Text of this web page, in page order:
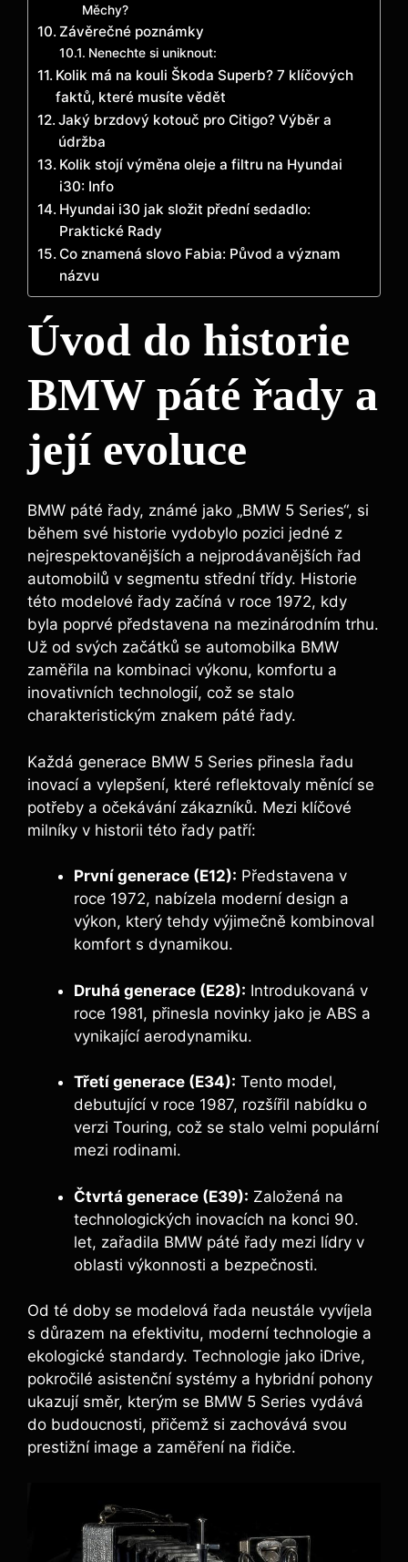
Měchy?
Závěrečné poznámky
Nenechte si uniknout:
Kolik má na kouli Škoda Superb? 7 klíčových
faktů, které musíte vědět
Jaký brzdový kotouč pro Citigo? Výběr a
údržba
Kolik stojí výměna oleje a filtru na Hyundai
i30: Info
Hyundai i30 jak složit přední sedadlo:
Praktické Rady
Co znamená slovo Fabia: Původ a význam
názvu
Úvod do‍ historie
BMW páté řady a
její evoluce
BMW páté řady, známé jako „BMW 5‍ Series“, si⁣
během své historie vydobylo pozici jedné z‌
nejrespektovanějších a⁣ nejprodávanějších řad⁢
automobilů⁢ v segmentu střední třídy. Historie
této modelové řady začíná v roce 1972, kdy
byla poprvé‌ představena na mezinárodním trhu.
Už od svých začátků se automobilka BMW
zaměřila na kombinaci výkonu, komfortu a
inovativních technologií, což se stalo
charakteristickým znakem páté ⁣řady.
Každá generace BMW 5 Series přinesla řadu
inovací a vylepšení, které reflektovaly měnící se
potřeby a očekávání zákazníků. ⁢Mezi klíčové
milníky v historii této řady patří:
První generace (E12): Představena v
roce 1972, nabízela‍ moderní design a
výkon, který tehdy výjimečně kombinoval
komfort s dynamikou.
Druhá generace (E28): Introdukovaná v
roce 1981, ​přinesla novinky jako je ABS a
vynikající aerodynamiku.
Třetí generace (E34): Tento model,
debutující v roce‌ 1987, rozšířil nabídku o
verzi Touring, což se stalo velmi populární
mezi rodinami.
Čtvrtá generace (E39): Založená na
technologických inovacích na konci 90.
let, zařadila BMW ⁣páté řady mezi lídry v
⁤oblasti výkonnosti a ‌bezpečnosti.
Od té doby se ‍modelová řada neustále vyvíjela
s důrazem‌ na efektivitu, moderní technologie ⁢a
ekologické standardy. Technologie jako iDrive,
pokročilé asistenční systémy a hybridní pohony
ukazují směr, kterým se BMW ⁤5 ‌Series vydává
do budoucnosti, přičemž si zachovává svou
⁤prestižní image a zaměření na řidiče.